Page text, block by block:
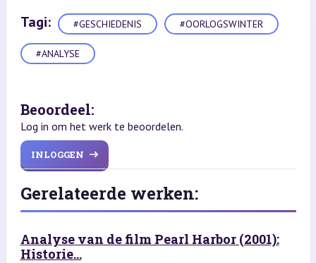
Tagi: #GESCHIEDENIS #OORLOGSWINTER
#ANALYSE
Beoordeel:
Log in om het werk te beoordelen.
INLOGGEN
Gerelateerde werken:
Analyse van de film Pearl Harbor (2001):
Historie...